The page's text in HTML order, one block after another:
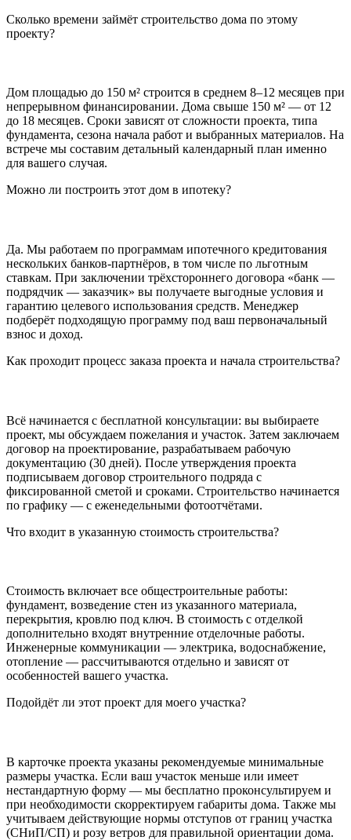
Сколько времени займёт строительство дома по этому
проекту?
Дом площадью до 150 м² строится в среднем 8–12 месяцев при
непрерывном финансировании. Дома свыше 150 м² — от 12
до 18 месяцев. Сроки зависят от сложности проекта, типа
фундамента, сезона начала работ и выбранных материалов. На
встрече мы составим детальный календарный план именно
для вашего случая.
Можно ли построить этот дом в ипотеку?
Да. Мы работаем по программам ипотечного кредитования
нескольких банков-партнёров, в том числе по льготным
ставкам. При заключении трёхстороннего договора «банк —
подрядчик — заказчик» вы получаете выгодные условия и
гарантию целевого использования средств. Менеджер
подберёт подходящую программу под ваш первоначальный
взнос и доход.
Как проходит процесс заказа проекта и начала строительства?
Всё начинается с бесплатной консультации: вы выбираете
проект, мы обсуждаем пожелания и участок. Затем заключаем
договор на проектирование, разрабатываем рабочую
документацию (30 дней). После утверждения проекта
подписываем договор строительного подряда с
фиксированной сметой и сроками. Строительство начинается
по графику — с еженедельными фотоотчётами.
Что входит в указанную стоимость строительства?
Стоимость включает все общестроительные работы:
фундамент, возведение стен из указанного материала,
перекрытия, кровлю под ключ. В стоимость с отделкой
дополнительно входят внутренние отделочные работы.
Инженерные коммуникации — электрика, водоснабжение,
отопление — рассчитываются отдельно и зависят от
особенностей вашего участка.
Подойдёт ли этот проект для моего участка?
В карточке проекта указаны рекомендуемые минимальные
размеры участка. Если ваш участок меньше или имеет
нестандартную форму — мы бесплатно проконсультируем и
при необходимости скорректируем габариты дома. Также мы
учитываем действующие нормы отступов от границ участка
(СНиП/СП) и розу ветров для правильной ориентации дома.